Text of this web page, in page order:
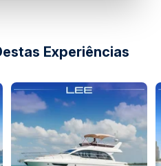
Experiências